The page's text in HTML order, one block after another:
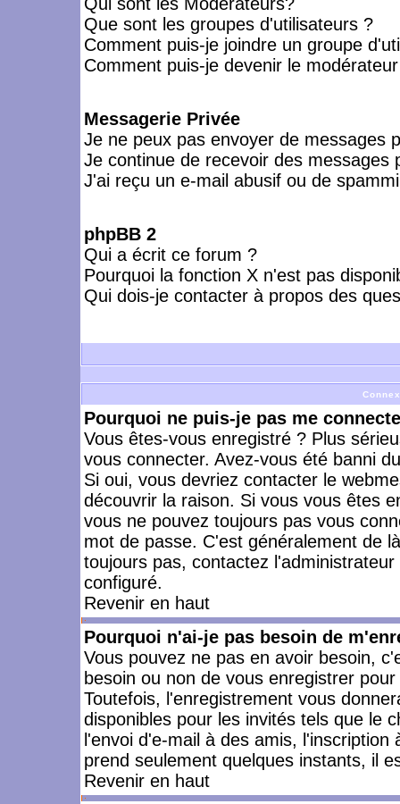
Que sont les groupes d'utilisateurs ?
Comment puis-je joindre un groupe
Comment puis-je devenir le
Messagerie Privée
Je ne peux pas envoyer de messages
Je continue de recevoir des messages
J'ai reçu un e-mail abusif ou de
phpBB 2
Qui a écrit ce forum ?
Pourquoi la fonction X n'est pas
Qui dois-je contacter à propos des
Pourquoi ne puis-je pas me
Vous êtes-vous enregistré ? Plus
vous connecter. Avez-vous été banni
Si oui, vous devriez contacter le
découvrir la raison. Si vous vous êtes
vous ne pouvez toujours pas vous
mot de passe. C'est généralement de
toujours pas, contactez
configuré.
Revenir en haut
Pourquoi n'ai-je pas besoin de
Vous pouvez ne pas en avoir besoin,
besoin ou non de vous enregistrer
Toutefois, l'enregistrement vous
disponibles pour les invités tels que le
l'envoi d'e-mail à des amis,
prend seulement quelques instants, il
Revenir en haut